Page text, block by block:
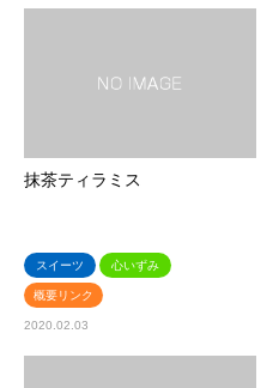
抹茶ティラミス
スイーツ 心いずみ
概要リンク
2020.02.03